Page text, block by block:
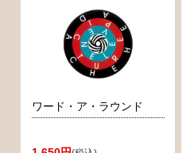
ワード・ア・ラウンド